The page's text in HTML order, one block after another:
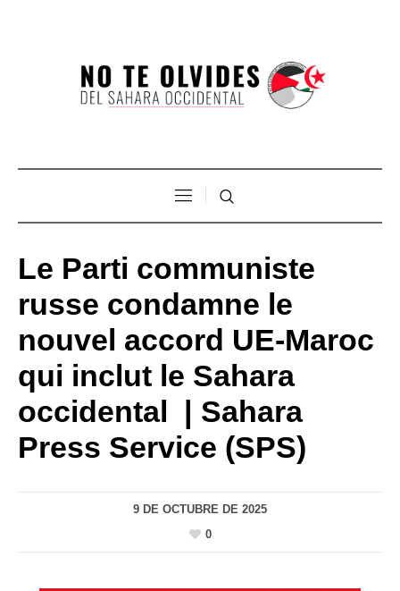
Le Parti communiste
russe condamne le
nouvel accord UE-Maroc
qui inclut le Sahara
occidental | Sahara
Press Service (SPS)
9 DE OCTUBRE DE 2025
0